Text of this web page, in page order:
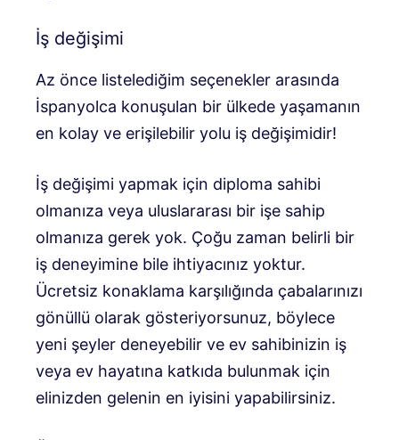
İş değişimi
Az önce listelediğim seçenekler arasında
İspanyolca konuşulan bir ülkede yaşamanın
en kolay ve erişilebilir yolu iş değişimidir!
İş değişimi yapmak için diploma sahibi
olmanıza veya uluslararası bir işe sahip
olmanıza gerek yok. Çoğu zaman belirli bir
iş deneyimine bile ihtiyacınız yoktur.
Ücretsiz konaklama karşılığında çabalarınızı
gönüllü olarak gösteriyorsunuz, böylece
yeni şeyler deneyebilir ve ev sahibinizin iş
veya ev hayatına katkıda bulunmak için
elinizden gelenin en iyisini yapabilirsiniz.